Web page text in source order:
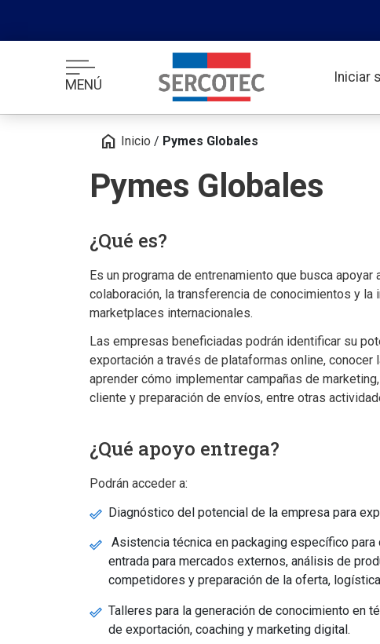
MENÚ Iniciar
home Inicio / Pymes Globales
Pymes Globales
¿Qué es?
Es un programa de entrenamiento que busca
colaboración, la transferencia de conocimientos y la
marketplaces internacionales.
Las empresas beneficiadas podrán identificar su
exportación a través de plataformas online,
aprender cómo implementar campañas de
cliente y preparación de envíos, entre otras
¿Qué apoyo entrega?
Podrán acceder a:
Diagnóstico del potencial de la empresa para
Asistencia técnica en packaging específico
entrada para mercados externos, análisis de
competidores y preparación de la oferta,
Talleres para la generación de conocimiento en
de exportación, coaching y marketing digital.